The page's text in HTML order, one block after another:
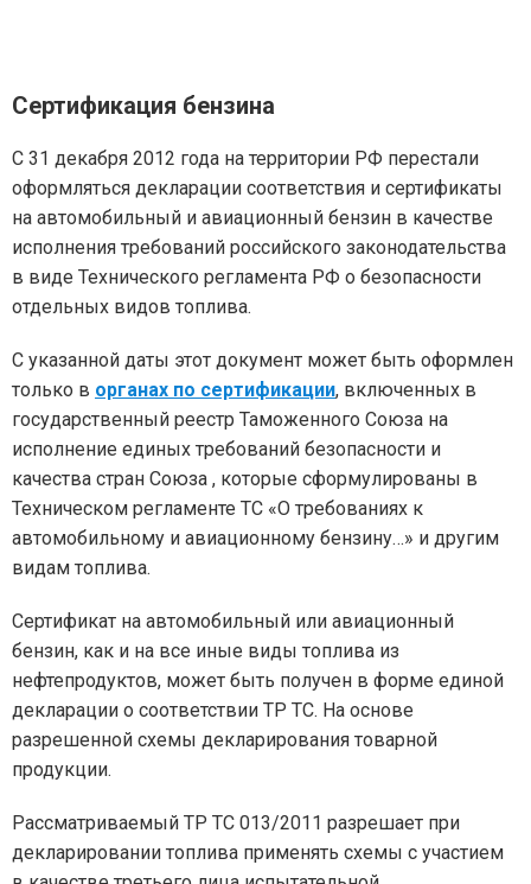
Сертификация бензина
С 31 декабря 2012 года на территории РФ перестали
оформляться декларации соответствия и сертификаты
на автомобильный и авиационный бензин в качестве
исполнения требований российского законодательства
в виде Технического регламента РФ о безопасности
отдельных видов топлива.
С указанной даты этот документ может быть оформлен
только в органах по сертификации, включенных в
государственный реестр Таможенного Союза на
исполнение единых требований безопасности и
качества стран Союза , которые сформулированы в
Техническом регламенте ТС «О требованиях к
автомобильному и авиационному бензину…» и другим
видам топлива.
Сертификат на автомобильный или авиационный
бензин, как и на все иные виды топлива из
нефтепродуктов, может быть получен в форме единой
декларации о соответствии ТР ТС. На основе
разрешенной схемы декларирования товарной
продукции.
Рассматриваемый ТР ТС 013/2011 разрешает при
декларировании топлива применять схемы с участием